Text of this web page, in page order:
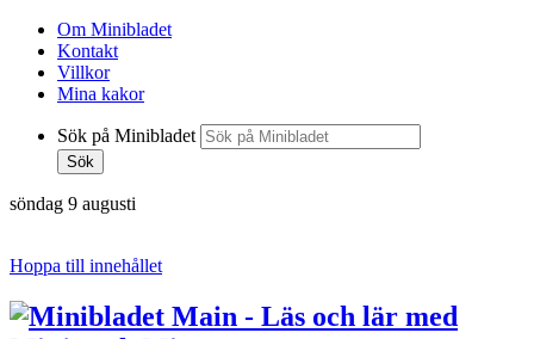
Om Minibladet
Kontakt
Villkor
Mina kakor
Sök på Minibladet
Sök
söndag 9 augusti
Hoppa till innehållet